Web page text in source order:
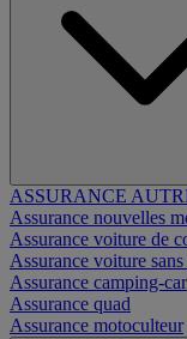
ASSURANCE
Assurance nouvelles
Assurance voiture de
Assurance voiture
Assurance camping-car
Assurance quad
Assurance motoculteur